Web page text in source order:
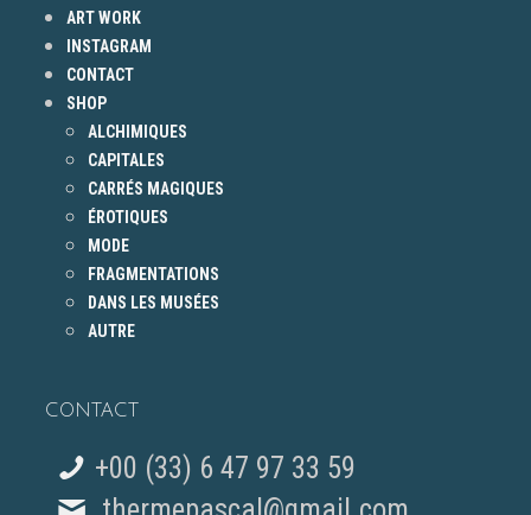
ART WORK
INSTAGRAM
CONTACT
SHOP
ALCHIMIQUES
CAPITALES
CARRÉS MAGIQUES
ÉROTIQUES
MODE
FRAGMENTATIONS
DANS LES MUSÉES
AUTRE
CONTACT
+00 (33) 6 47 97 33 59